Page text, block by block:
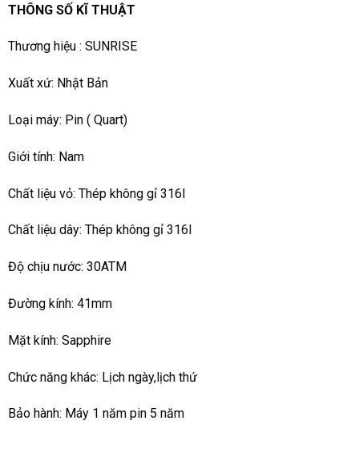
THÔNG SỐ KĨ THUẬT
Thương hiệu : SUNRISE
Xuất xứ: Nhật Bản
Loại máy: Pin ( Quart)
Giới tính: Nam
Chất liệu vỏ: Thép không gỉ 316l
Chất liệu dây: Thép không gỉ 316l
Độ chịu nước: 30ATM
Đường kính: 41mm
Mặt kính: Sapphire
Chức năng khác: Lịch ngày,lịch thứ
Bảo hành: Máy 1 năm pin 5 năm